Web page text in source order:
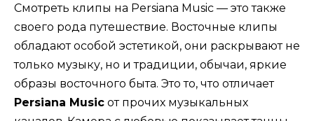
Смотреть клипы на Persiana Music — это также
своего рода путешествие. Восточные клипы
обладают особой эстетикой, они раскрывают не
только музыку, но и традиции, обычаи, яркие
образы восточного быта. Это то, что отличает
Persiana Music от прочих музыкальных